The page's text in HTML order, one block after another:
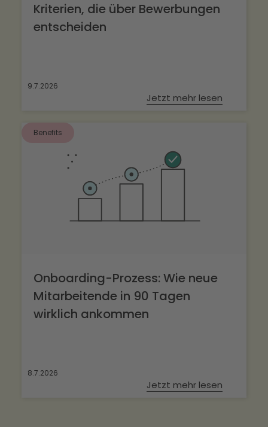
Kriterien, die über Bewerbungen
entscheiden
9.7.2026
Jetzt mehr lesen
Benefits
Onboarding-Prozess: Wie neue
Mitarbeitende in 90 Tagen
wirklich ankommen
8.7.2026
Jetzt mehr lesen